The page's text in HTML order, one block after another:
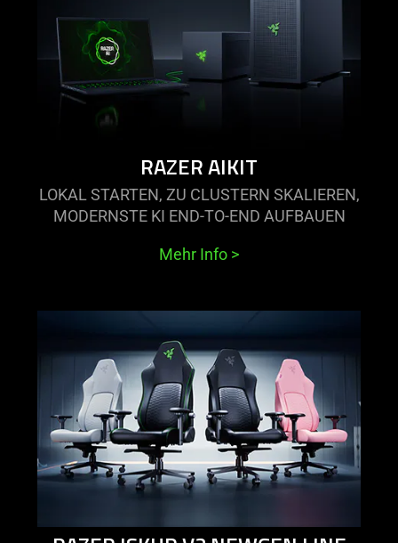
aikit
RAZER AIKIT
LOKAL STARTEN, ZU CLUSTERN SKALIEREN,
MODERNSTE KI END-TO-END AUFBAUEN
Mehr Info >
-
razer
iskur
v2
newgen
line